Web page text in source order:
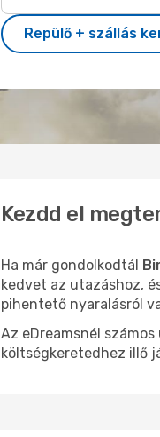
Repülő + szállás
Kezdd el
Ha már gondolkodtál
kedvet az utazáshoz,
pihentető nyaralásról
Az eDreamsnél
költségkeretedhez illő